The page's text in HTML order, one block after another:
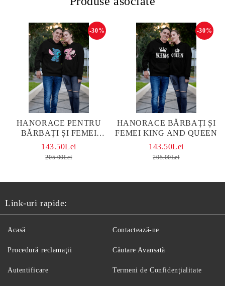
HANORACE PENTRU
BĂRBAȚI ȘI FEMEI
STITCH - NEGRU
-30%
143.50Lei
205.00Lei
HANORACE BĂRBAȚI ȘI
FEMEI KING AND QUEEN
-30%
143.50Lei
205.00Lei
Link-uri rapide:
Acasă
Procedură reclamaţii
Autentificare
Contactează-ne
Căutare Avansată
Termeni de Confidențialitate